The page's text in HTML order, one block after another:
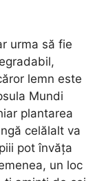
urma să fie
lemn este
Mundi
plantarea
celălalt va
pot învăţa
un loc